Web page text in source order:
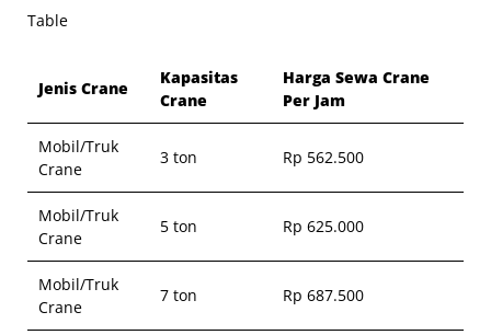
Table
Jenis Crane
Kapasitas
Crane
Harga Sewa Crane
Per Jam
Mobil/Truk
Crane
3 ton Rp 562.500
Mobil/Truk
Crane
5 ton Rp 625.000
Mobil/Truk
Crane
7 ton Rp 687.500